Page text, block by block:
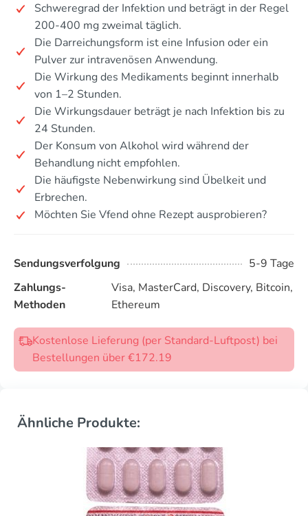
Schweregrad der Infektion und beträgt in der Regel
200-400 mg zweimal täglich.
Die Darreichungsform ist eine Infusion oder ein
Pulver zur intravenösen Anwendung.
Die Wirkung des Medikaments beginnt innerhalb
von 1–2 Stunden.
Die Wirkungsdauer beträgt je nach Infektion bis zu
24 Stunden.
Der Konsum von Alkohol wird während der
Behandlung nicht empfohlen.
Die häufigste Nebenwirkung sind Übelkeit und
Erbrechen.
Möchten Sie Vfend ohne Rezept ausprobieren?
Sendungsverfolgung
5-9 Tage
Zahlungs-
Methoden
Visa, MasterCard, Discovery, Bitcoin,
Ethereum
Kostenlose Lieferung (per Standard-Luftpost) bei
Bestellungen über €172.19
Ähnliche Produkte: